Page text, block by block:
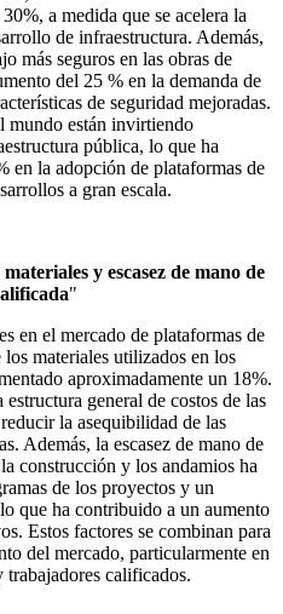
a medida que se acelera la
de infraestructura. Además,
más seguros en las obras de
del 25 % en la demanda de
de seguridad mejoradas.
mundo están invirtiendo
pública, lo que ha
en la adopción de plataformas de
a gran escala.
y escasez de mano de
"
en el mercado de plataformas de
los materiales utilizados en los
aproximadamente un 18%.
general de costos de las
la asequibilidad de las
Además, la escasez de mano de
construcción y los andamios ha
de los proyectos y un
que ha contribuido a un aumento
Estos factores se combinan para
del mercado, particularmente en
calificados.